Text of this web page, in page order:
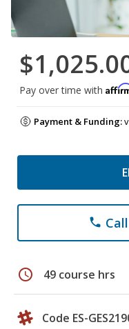
Pay over time with
Payment & Funding:
phone
schedule 49 course hrs
Code ES-